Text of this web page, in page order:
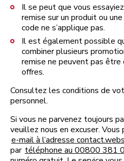
Il se peut que vous
remise sur un produit ou
code ne s’applique pas.
Il est également possible
combiner plusieurs
remise ne peuvent pas être
offres.
Consultez les conditions de
personnel.
Si vous ne parvenez toujours
veuillez nous en excuser.
e-mail à l’adresse
par téléphone au 00800 381